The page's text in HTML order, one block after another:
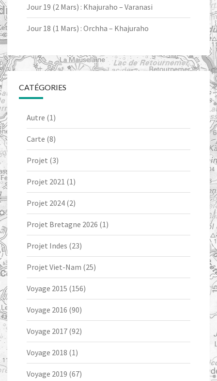
Jour 19 (2 Mars) : Khajuraho – Varanasi
Jour 18 (1 Mars) : Orchha – Khajuraho
CATÉGORIES
Autre (1)
Carte (8)
Projet (3)
Projet 2021 (1)
Projet 2024 (2)
Projet Bretagne 2026 (1)
Projet Indes (23)
Projet Viet-Nam (25)
Voyage 2015 (156)
Voyage 2016 (90)
Voyage 2017 (92)
Voyage 2018 (1)
Voyage 2019 (67)